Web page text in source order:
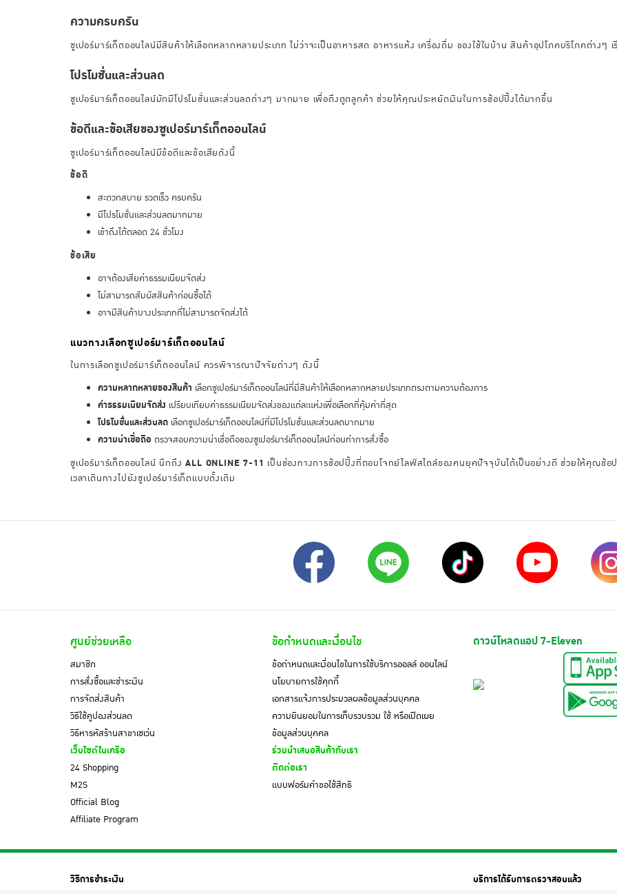
ความครบครัน
ซูเปอร์มาร์เก็ตออนไลน์มีสินค้าให้เลือกหลากหลายประเภท ไม่ว่าจะเป็นอาหารสด อาหารแห้ง เครื่องดื่ม ของใช้ในบ้าน สินค้าอุปโภคบริโภคต่างๆ
โปรโมชั่นและส่วนลด
ซูเปอร์มาร์เก็ตออนไลน์มักมีโปรโมชั่นและส่วนลดต่างๆ มากมาย เพื่อดึงดูดลูกค้า ช่วยให้คุณประหยัดเงินในการช้อปปิ้งได้มากขึ้น
ข้อดีและข้อเสียของซูเปอร์มาร์เก็ตออนไลน์
ซูเปอร์มาร์เก็ตออนไลน์มีข้อดีและข้อเสียดังนี้
ข้อดี
สะดวกสบาย รวดเร็ว ครบครัน
มีโปรโมชั่นและส่วนลดมากมาย
เข้าถึงได้ตลอด 24 ชั่วโมง
ข้อเสีย
อาจต้องเสียค่าธรรมเนียมจัดส่ง
ไม่สามารถสัมผัสสินค้าก่อนซื้อได้
อาจมีสินค้าบางประเภทที่ไม่สามารถจัดส่งได้
แนวทางเลือกซูเปอร์มาร์เก็ตออนไลน์
ในการเลือกซูเปอร์มาร์เก็ตออนไลน์ ควรพิจารณาปัจจัยต่างๆ ดังนี้
ความหลากหลายของสินค้า เลือกซูเปอร์มาร์เก็ตออนไลน์ที่มีสินค้าให้เลือกหลากหลายประเภทตรงตามความต้องการ
ค่าธรรมเนียมจัดส่ง เปรียบเทียบค่าธรรมเนียมจัดส่งของแต่ละแห่งเพื่อเลือกที่คุ้มค่าที่สุด
โปรโมชั่นและส่วนลด เลือกซูเปอร์มาร์เก็ตออนไลน์ที่มีโปรโมชั่นและส่วนลดมากมาย
ความน่าเชื่อถือ ตรวจสอบความน่าเชื่อถือของซูเปอร์มาร์เก็ตออนไลน์ก่อนทำการสั่งซื้อ
ซูเปอร์มาร์เก็ตออนไลน์ นึกถึงALL ONLINE 7-11 เป็นช่องทางการช้อปปิ้งที่ตอบโจทย์ไลฟ์สไตล์ของคนยุคปัจจุบันได้เป็นอย่างดี ช่วยให้คุณช้อ
เวลาเดินทางไปยังซูเปอร์มาร์เก็ตแบบดั้งเดิม
ศูนย์ช่วยเหลือ
สมาชิก
การสั่งซื้อและชำระเงิน
การจัดส่งสินค้า
วิธีใช้คูปองส่วนลด
วิธีหารหัสร้านสาขาเซเว่น
เว็บไซต์ในเครือ
24 Shopping
M2S
Official Blog
Affiliate Program
ข้อกำหนดและเงื่อนไข
ข้อกำหนดและเงื่อนไขในการใช้บริการออลล์ ออนไลน์
นโยบายการใช้คุกกี้
เอกสารแจ้งการประมวลผลข้อมูลส่วนบุคคล
ความยินยอมในการเก็บรวบรวม ใช้ หรือเปิดเผย
ข้อมูลส่วนบุคคล
ร่วมนำเสนอสินค้ากับเรา
ติดต่อเรา
แบบฟอร์มคำขอใช้สิทธิ
ดาวน์โหลดแอป 7-Eleven
วิธีการชำระเงิน บริการได้รับการตรวจสอบแล้ว